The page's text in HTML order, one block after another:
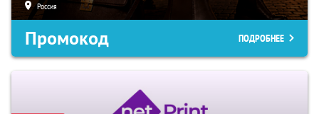
Россия
Промокод ПОДРОБНЕЕ